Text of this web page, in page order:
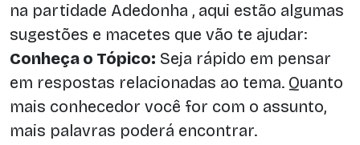
na partidade Adedonha , aqui estão algumas
sugestões e macetes que vão te ajudar:
Conheça o Tópico: Seja rápido em pensar
em respostas relacionadas ao tema. Quanto
mais conhecedor você for com o assunto,
mais palavras poderá encontrar.